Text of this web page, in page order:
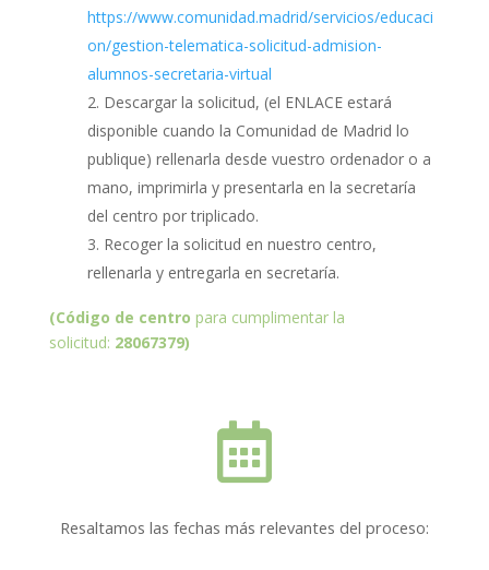
https://www.comunidad.madrid/servicios/educaci
on/gestion-telematica-solicitud-admision-
alumnos-secretaria-virtual
Descargar la solicitud, (el ENLACE estará
disponible cuando la Comunidad de Madrid lo
publique) rellenarla desde vuestro ordenador o a
mano, imprimirla y presentarla en la secretaría
del centro por triplicado.
Recoger la solicitud en nuestro centro,
rellenarla y entregarla en secretaría.
(Código de centro para cumplimentar la
solicitud: 28067379)

Resaltamos las fechas más relevantes del proceso: